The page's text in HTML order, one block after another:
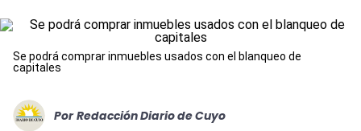
Se podrá comprar inmuebles usados con el blanqueo de
capitales
Por Redacción Diario de Cuyo